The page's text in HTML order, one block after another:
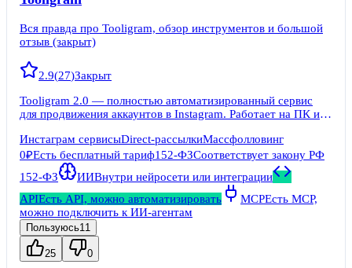
Вся правда про Tooligram, обзор инструментов и большой
отзыв (закрыт)
2.9(27)Закрыт
Tooligram 2.0 — полностью автоматизированный сервис
для продвижения аккаунтов в Instagram. Работает на ПК и
комментарии, подписки пользователям по хештегам,
геолокации и другим параметрам. Рассылка сообщений в
Директ, аналитика, автопостинг. Отслеживает комментарии
подписчиков, отвечает заранее подготовленными
шаблонами.
Инстаграм сервисыDirect-рассылкиМассфолловинг
0₽Есть бесплатный тариф152-ФЗСоответствует закону РФ
152-ФЗ
ИИВнутри нейросети или интеграции
APIЕсть API, можно автоматизировать MCPЕсть MCP,
можно подключить к ИИ-агентам
Пользуюсь11
25 0